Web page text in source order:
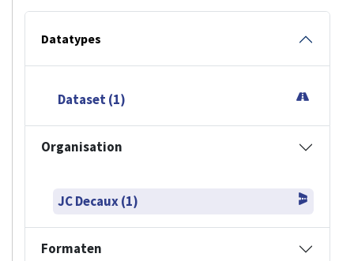
Datatypes
Dataset (1)
Organisation
JC Decaux (1)
Formaten